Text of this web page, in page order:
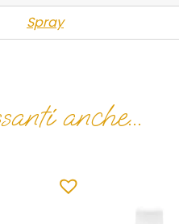
Spray
anche...